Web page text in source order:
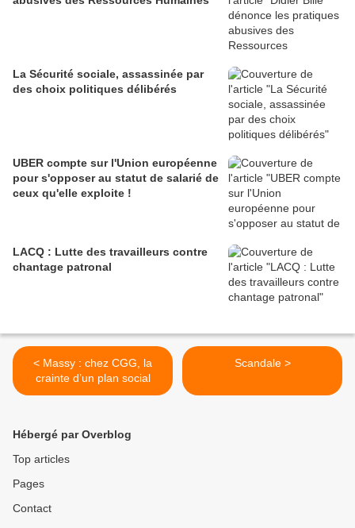
La Sécurité sociale, assassinée par
des choix politiques délibérés
UBER compte sur l'Union européenne
pour s'opposer au statut de salarié de
ceux qu'elle exploite !
LACQ : Lutte des travailleurs contre
chantage patronal
< Massy : chez CGG, la
crainte d’un plan social
Scandale >
Hébergé par Overblog
Top articles
Pages
Contact